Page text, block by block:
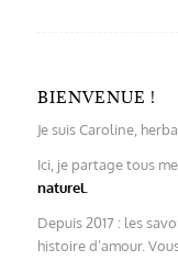
BIENVENUE !
Je suis Caroline,
Ici, je partage tous
naturel.
Depuis 2017 : les
histoire d’amour.